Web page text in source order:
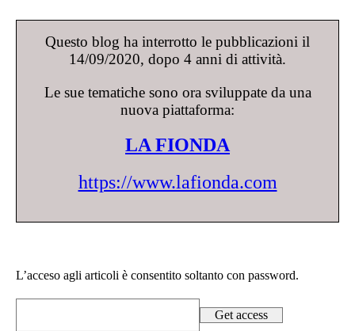
Questo blog ha interrotto le pubblicazioni il
14/09/2020, dopo 4 anni di attività.
Le sue tematiche sono ora sviluppate da una
nuova piattaforma:
LA FIONDA
https://www.lafionda.com
L’acceso agli articoli è consentito soltanto con password.